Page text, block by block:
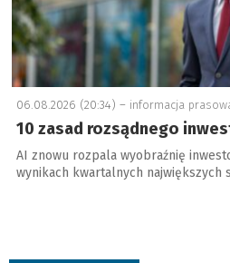
06.08.2026 (20:34) – informacja
10 zasad rozsądnego
AI znowu rozpala wyobraźnię
wynikach kwartalnych największych